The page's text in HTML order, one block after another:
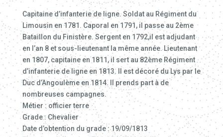
Capitaine d’infanterie de ligne. Soldat au Régiment du
Limousin en 1781. Caporal en 1791, il passe au 2ème
Bataillon du Finistère. Sergent en 1792,il est adjudant
en l’an 8 et sous-lieutenant la même année. Lieutenant
en 1807, capitaine en 1811, il sert au 82ème Régiment
d’infanterie de ligne en 1813. Il est décoré du Lys par le
Duc d’Angoulème en 1814. Il prends part à de
nombreuses campagnes.
Métier : officier terre
Grade : Chevalier
Date d’obtention du grade : 19/09/1813